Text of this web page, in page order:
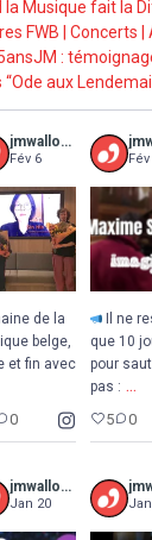
la Musique fait la
FWB | Concerts
:
aux
jmwalloniebruxelles
Fév 6
de la
belge,
et fin avec
0
Il ne
que 10
pour
pas : ...
5 0
jmwalloniebruxelles
Jan 20